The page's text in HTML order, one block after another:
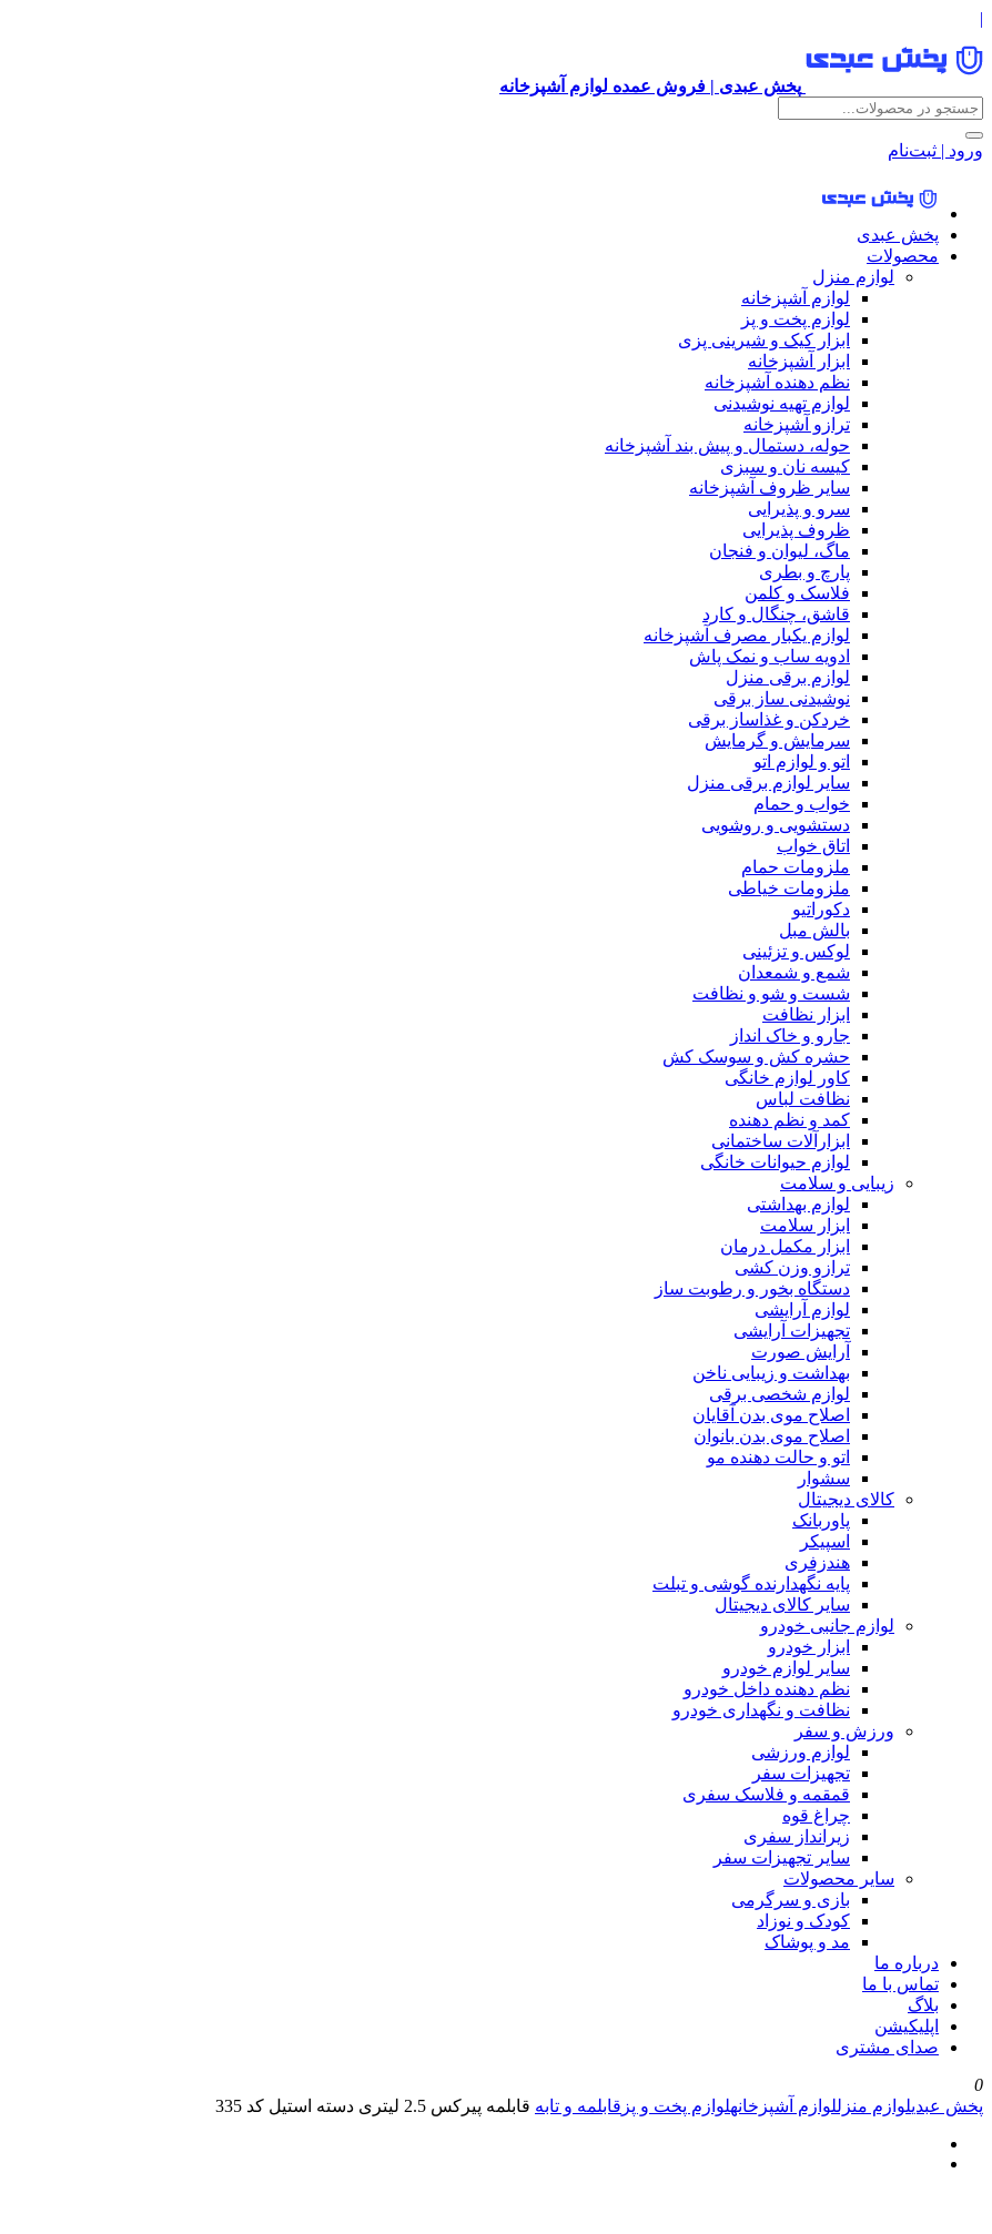
|
پخش عبدی | فروش عمده لوازم آشپزخانه
ورود | ثبت‌نام
پخش عبدی
محصولات
لوازم منزل
لوازم آشپزخانه
لوازم پخت و پز
ابزار کیک و شیرینی پزی
ابزار آشپزخانه
نظم دهنده آشپزخانه
لوازم تهیه نوشیدنی
ترازو آشپزخانه
حوله، دستمال و پیش بند آشپزخانه
کیسه نان و سبزی
سایر ظروف آشپزخانه
سرو و پذیرایی
ظروف پذیرایی
ماگ، لیوان و فنجان
پارچ و بطری
فلاسک و کلمن
قاشق، چنگال و کارد
لوازم یکبار مصرف آشپزخانه
ادویه ساب و نمک پاش
لوازم برقی منزل
نوشیدنی ساز برقی
خردکن و غذاساز برقی
سرمایش و گرمایش
اتو و لوازم اتو
سایر لوازم برقی منزل
خواب و حمام
دستشویی و روشویی
اتاق خواب
ملزومات حمام
ملزومات خیاطی
دکوراتیو
بالش مبل
لوکس و تزئینی
شمع و شمعدان
شست و شو و نظافت
ابزار نظافت
جارو و خاک انداز
حشره کش و سوسک کش
کاور لوازم خانگی
نظافت لباس
کمد و نظم دهنده
ابزارآلات ساختمانی
لوازم حیوانات خانگی
زیبایی و سلامت
لوازم بهداشتی
ابزار سلامت
ابزار مکمل درمان
ترازو وزن کشی
دستگاه بخور و رطوبت ساز
لوازم آرایشی
تجهیزات آرایشی
آرایش صورت
بهداشت و زیبایی ناخن
لوازم شخصی برقی
اصلاح موی بدن آقایان
اصلاح موی بدن بانوان
اتو و حالت دهنده مو
سشوار
کالای دیجیتال
پاوربانک
اسپیکر
هندزفری
پایه نگهدارنده گوشی و تبلت
سایر کالای دیجیتال
لوازم جانبی خودرو
ابزار خودرو
سایر لوازم خودرو
نظم دهنده داخل خودرو
نظافت و نگهداری خودرو
ورزش و سفر
لوازم ورزشی
تجهیزات سفر
قمقمه و فلاسک سفری
چراغ قوه
زیرانداز سفری
سایر تجهیزات سفر
سایر محصولات
بازی و سرگرمی
کودک و نوزاد
مد و پوشاک
درباره ما
تماس با ما
بلاگ
اپلیکیشن
صدای مشتری
0
پخش عبدیلوازم منزللوازم آشپزخانهلوازم پخت و پز قابلمه و تابه قابلمه پیرکس 2.5 لیتری دسته استیل کد 335